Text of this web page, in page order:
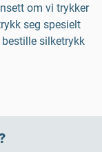
om vi trykker
seg spesielt
silketrykk